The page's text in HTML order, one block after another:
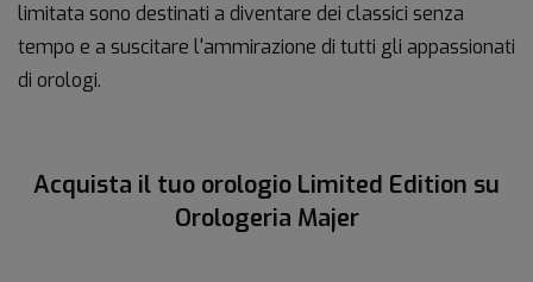
limitata sono destinati a diventare dei classici senza
tempo e a suscitare l'ammirazione di tutti gli appassionati
di orologi.
Acquista il tuo orologio Limited Edition su
Orologeria Majer